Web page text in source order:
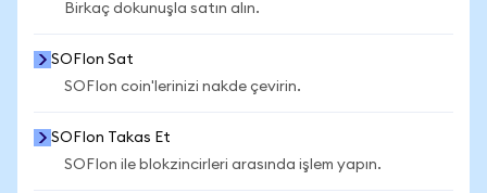
Birkaç dokunuşla satın alın.
SOFIon Sat
SOFIon coin'lerinizi nakde çevirin.
SOFIon Takas Et
SOFIon ile blokzincirleri arasında işlem yapın.